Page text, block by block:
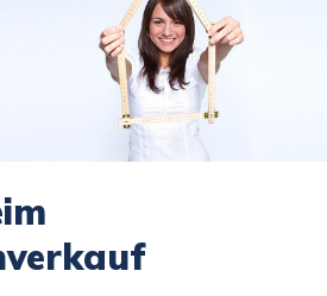
Hilbringen,
Merzig-
Silwingen,